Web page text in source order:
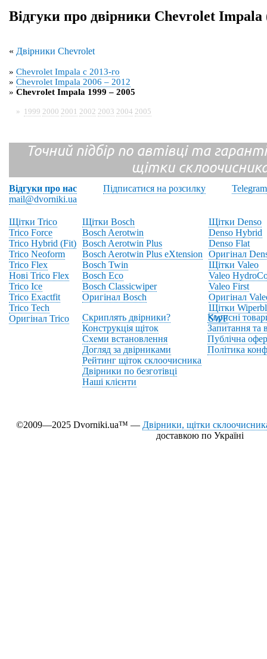
Відгуки про двірники Chevrolet Impala
« Двірники Chevrolet
» Chevrolet Impala с 2013-го
» Chevrolet Impala 2006 – 2012
» Chevrolet Impala 1999 – 2005
» 1999 2000 2001 2002 2003 2004 2005
Точний підбір по автівці та
щітки
Відгуки про нас Підписатися на розсилку
Telegram
mail@dvorniki.ua
Щітки Trico
Trico Force
Trico Hybrid (Fit)
Trico Neoform
Trico Flex
Нові Trico Flex
Trico Ice
Trico Exactfit
Trico Tech
Оригінал Trico
Щітки Bosch
Bosch Aerotwin
Bosch Aerotwin Plus
Bosch Aerotwin Plus eXtension
Bosch Twin
Bosch Eco
Bosch Classicwiper
Оригінал Bosch
Щітки Denso
Denso Hybrid
Denso Flat
Оригінал
Щітки Valeo
Valeo
Valeo First
Оригінал
Щітки
SWF
Скриплять двірники?
Конструкція щіток
Схеми встановлення
Догляд за двірниками
Рейтинг щіток склоочисника
Двірники по безготівці
Наші клієнти
Корисні
Запитання та
Публічна
Політика
©2009—2025 Dvorniki.ua™ — Двірники, щітки
доставкою по Україні